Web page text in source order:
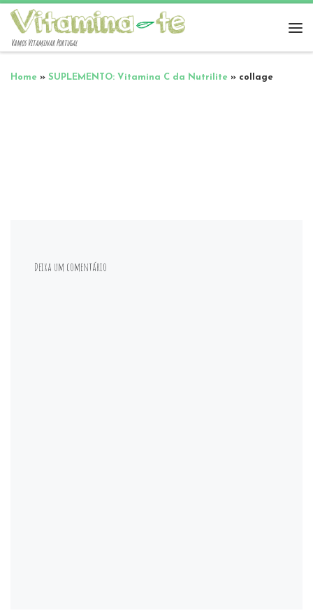
Vamos Vitaminar Portugal
Home » SUPLEMENTO: Vitamina C da Nutrilite » collage
Deixa um comentário